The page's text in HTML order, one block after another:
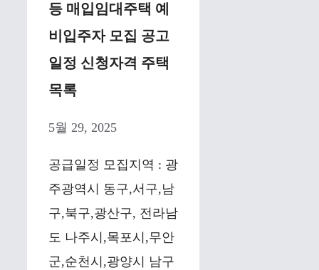
등 매입임대주택 예
비입주자 모집 공고
일정 신청자격 주택
목록
5월 29, 2025
공급일정 모집지역 : 광
주광역시 동구,서구,남
구,북구,광산구, 전라남
도 나주시,목포시,무안
군,순천시,광양시 남구